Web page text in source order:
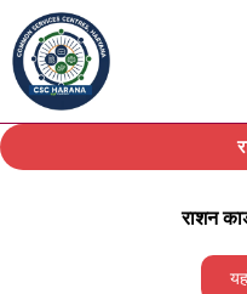
to
content
राशन